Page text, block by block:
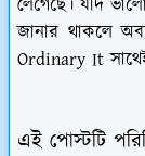
লেগেছে। যদি
জানার থাকলে
Ordinary It
এই পোস্টটি